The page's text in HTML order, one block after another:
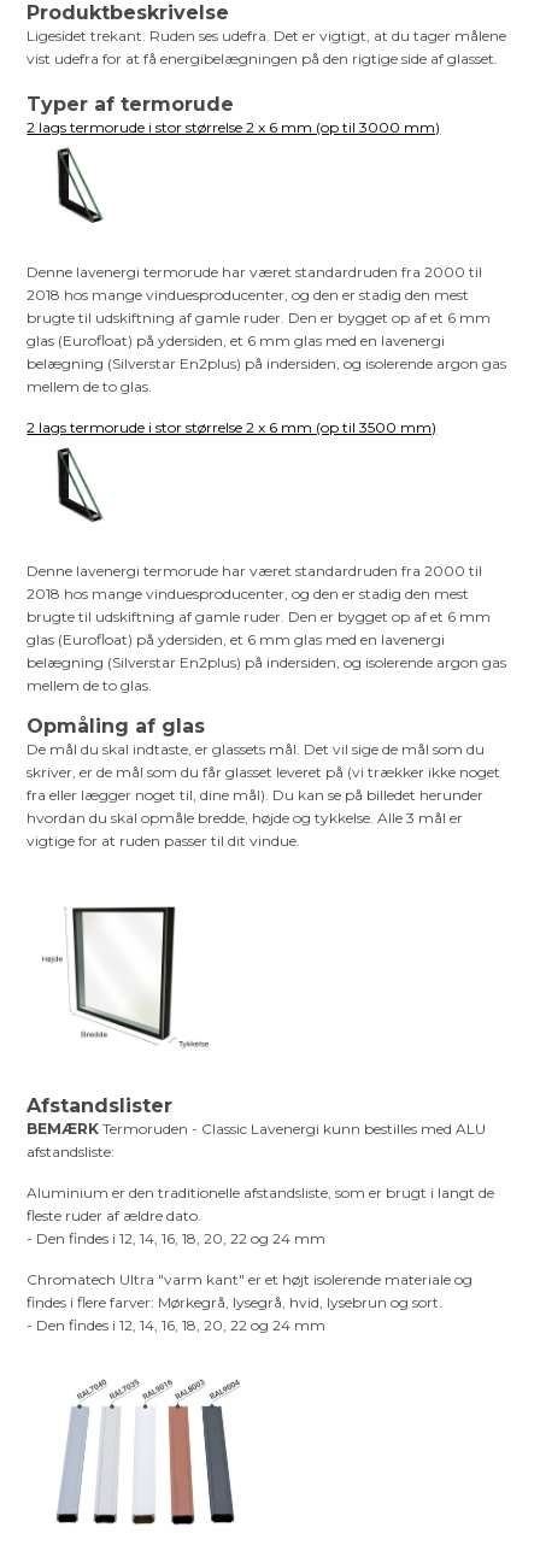
Produktbeskrivelse
Ligesidet trekant. Ruden ses udefra. Det er vigtigt, at du tager målene
vist udefra for at få energibelægningen på den rigtige side af glasset.
Typer af termorude
2 lags termorude i stor størrelse 2 x 6 mm (op til 3000 mm)
Denne lavenergi termorude har været standardruden fra 2000 til
2018 hos mange vinduesproducenter, og den er stadig den mest
brugte til udskiftning af gamle ruder. Den er bygget op af et 6 mm
glas (Eurofloat) på ydersiden, et 6 mm glas med en lavenergi
belægning (Silverstar En2plus) på indersiden, og isolerende argon gas
mellem de to glas.
2 lags termorude i stor størrelse 2 x 6 mm (op til 3500 mm)
Denne lavenergi termorude har været standardruden fra 2000 til
2018 hos mange vinduesproducenter, og den er stadig den mest
brugte til udskiftning af gamle ruder. Den er bygget op af et 6 mm
glas (Eurofloat) på ydersiden, et 6 mm glas med en lavenergi
belægning (Silverstar En2plus) på indersiden, og isolerende argon gas
mellem de to glas.
Opmåling af glas
De mål du skal indtaste, er glassets mål. Det vil sige de mål som du
skriver, er de mål som du får glasset leveret på (vi trækker ikke noget
fra eller lægger noget til, dine mål). Du kan se på billedet herunder
hvordan du skal opmåle bredde, højde og tykkelse. Alle 3 mål er
vigtige for at ruden passer til dit vindue.
Afstandslister
BEMÆRKTermoruden - Classic Lavenergi kunn bestilles med ALU
afstandsliste:
Aluminium er den traditionelle afstandsliste, som er brugt i langt de
fleste ruder af ældre dato.
- Den findes i 12, 14, 16, 18, 20, 22 og 24 mm
Chromatech Ultra "varm kant" er et højt isolerende materiale og
findes i flere farver: Mørkegrå, lysegrå, hvid, lysebrun og sort.
- Den findes i 12, 14, 16, 18, 20, 22 og 24 mm